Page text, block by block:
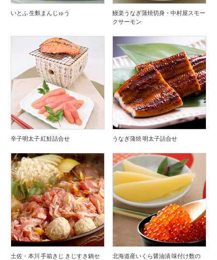
いとふ 生麩まんじゅう
鰻楽うなぎ蒲焼切身・中村屋スモー
クサーモン
辛子明太子 紅鮭詰合せ うなぎ蒲焼 明太子詰合せ
土佐・本川 手箱きじ きじすき鍋セ
北海道産いくら醤油漬 味付け数の